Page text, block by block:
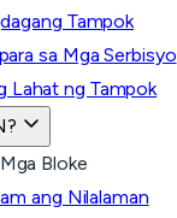
Tampok
sa Mga Serbisyo
Lahat ng Tampok
Bloke
ang Nilalaman